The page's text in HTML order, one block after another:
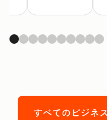
すべてのビジネ